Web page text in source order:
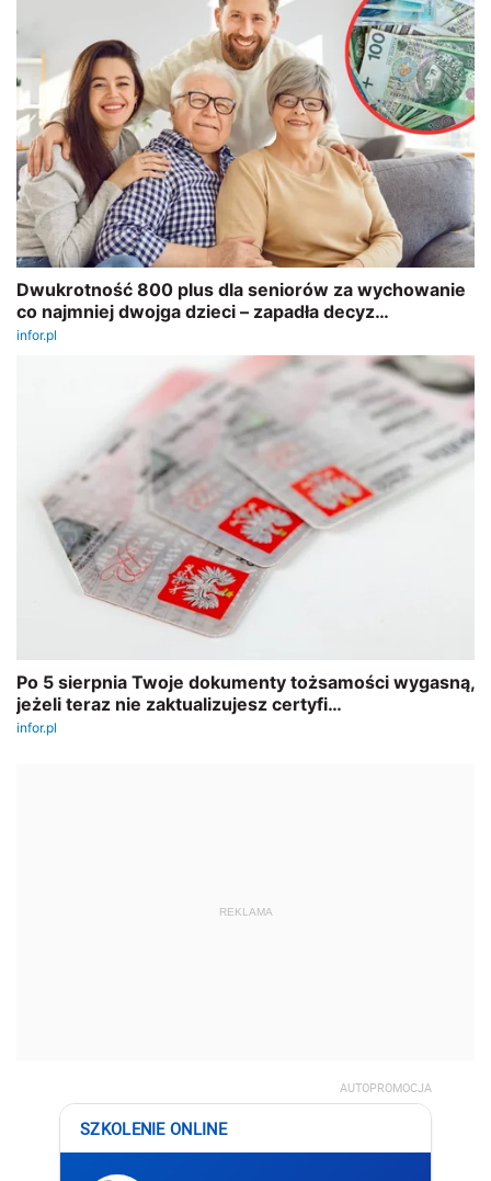
REKLAMA
AUTOPROMOCJA
SZKOLENIE ONLINE